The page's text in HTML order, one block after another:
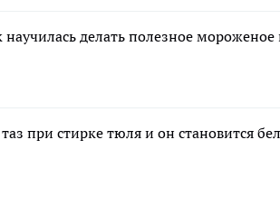
научилась делать полезное
при стирке тюля и он становится